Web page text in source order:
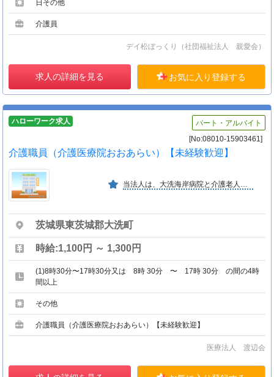
日その他
介護員
デイ松ぼっくり（社団福祉法人 親愛会）
求人の詳細を見る お気に入り登録する
ハローワーク求人
パート・アルバイト
[No:08010-15903461]
介護職員（介護医療院おおあらい）【未経験歓迎】
当法人は、大洗海岸病院と介護老人保健施設おおあらいを運営しております。「医は仁術」をモットーに、地域住民の皆様へより良い医療・福祉サービスを提供しています。
茨城県東茨城郡大洗町
時給:1,100円 ～ 1,300円
(1)8時30分〜17時30分又は 8時 30分 〜 17時 30分 の間の4時
間以上
その他
介護職員（介護医療院おおあらい）【未経験歓迎】
医療法人 渡辺会